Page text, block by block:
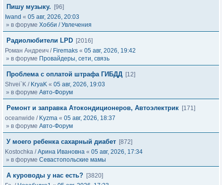
Пишу музыку.
[96]
Iwand « 05 авг, 2026, 20:03
» в форуме Хобби / Увлечения
Радиолюбители LPD [2016]
Роман Андреич / Firemaks « 05 авг, 2026, 19:42
» в форуме Провайдеры, сети, связь
Проблема с оплатой штрафа ГИБДД [12]
Shvei`K / KryaK « 05 авг, 2026, 19:03
» в форуме Авто-Форум
Ремонт и заправка Атокондиционеров, Автоэлектрик [171]
oceanwide / Kyzma « 05 авг, 2026, 18:37
» в форуме Авто-Форум
У моего ребенка сахарный диабет [872]
Kostochka /Арина Ивановна « 05 авг, 2026, 17:34
» в форуме Севастопольские мамы
А куроводы у нас есть? [3820]